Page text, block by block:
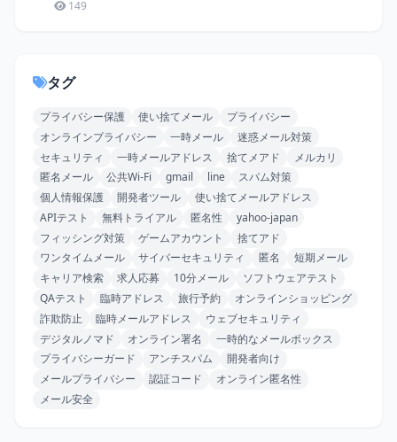
149
タグ
プライバシー保護 使い捨てメール
プライバシー
オンラインプライバシー
一時メール
迷惑メール対策
セキュリティ
一時メールアドレス 捨てメアド
メルカリ
匿名メール
公共Wi-Fi gmail line
スパム対策
個人情報保護
開発者ツール
使い捨てメールアドレス
APIテスト
無料トライアル 匿名性
yahoo-japan
フィッシング対策
ゲームアカウント
捨てアド
ワンタイムメール
サイバーセキュリティ 匿名
短期メール
キャリア検索
求人応募 10分メール
ソフトウェアテスト
QAテスト
臨時アドレス 旅行予約
オンラインショッピング
詐欺防止
臨時メールアドレス
ウェブセキュリティ
デジタルノマド
オンライン署名
一時的なメールボックス
プライバシーガード
アンチスパム
開発者向け
メールプライバシー
認証コード
オンライン匿名性
メール安全